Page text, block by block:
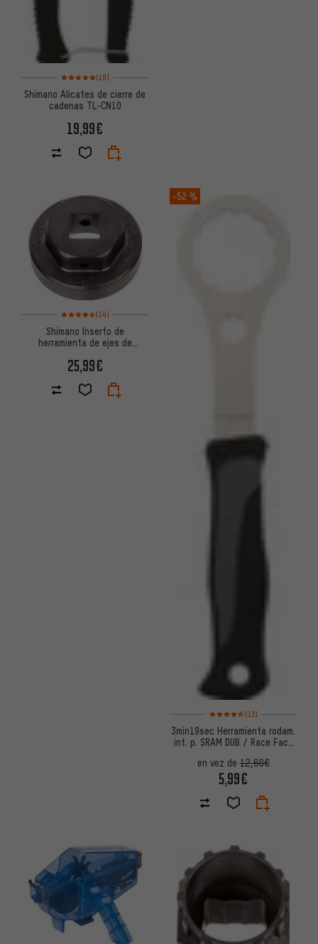
Valoración media: 5 de 5 basada en 10 reseñas
(10)
Shimano Alicates de cierre de
cadenas TL-CN10
19,99€
Valoración media: 4,5 de 5 basada en 14 reseñas
(14)
Shimano Inserto de
herramienta de ejes de
25,99€
-52 %
Valoración media: 4,5 de 5
(12)
3min19sec Herramienta rodam.
int. p. SRAM DUB / Race Face
en vez de12,60€
5,99€